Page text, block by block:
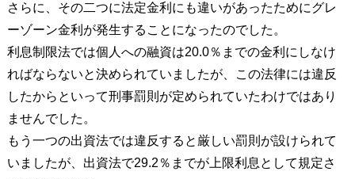
さらに、その二つに法定金利にも違いがあったためにグレ
ーゾーン金利が発生することになったのでした。
利息制限法では個人への融資は20.0％までの金利にしなけ
ればならないと決められていましたが、この法律には違反
したからといって刑事罰則が定められていたわけではあり
ませんでした。
もう一つの出資法では違反すると厳しい罰則が設けられて
いましたが、出資法で29.2％までが上限利息として規定さ